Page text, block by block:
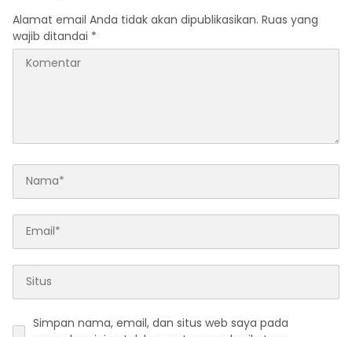
Alamat email Anda tidak akan dipublikasikan. Ruas yang
wajib ditandai *
Simpan nama, email, dan situs web saya pada